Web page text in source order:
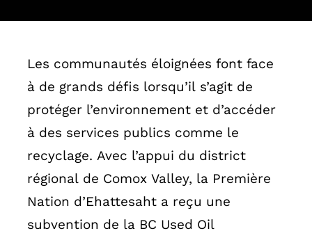
Les communautés éloignées font face
à de grands défis lorsqu’il s’agit de
protéger l’environnement et d’accéder
à des services publics comme le
recyclage. Avec l’appui du district
régional de Comox Valley, la Première
Nation d’Ehattesaht a reçu une
subvention de la BC Used Oil